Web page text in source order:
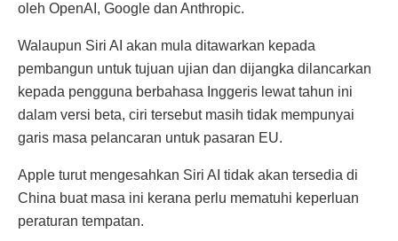
oleh OpenAI, Google dan Anthropic.
Walaupun Siri AI akan mula ditawarkan kepada
pembangun untuk tujuan ujian dan dijangka dilancarkan
kepada pengguna berbahasa Inggeris lewat tahun ini
dalam versi beta, ciri tersebut masih tidak mempunyai
garis masa pelancaran untuk pasaran EU.
Apple turut mengesahkan Siri AI tidak akan tersedia di
China buat masa ini kerana perlu mematuhi keperluan
peraturan tempatan.